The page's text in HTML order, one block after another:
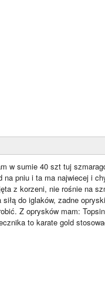
w sumie 40 szt tuj
na pniu i ta ma najwiecej i
z korzeni, nie rośnie na
do iglaków, zadne
Z oprysków mam:
to karate gold